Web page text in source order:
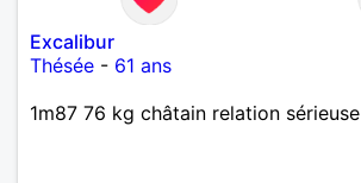
Excalibur
Thésée - 61 ans
1m87 76 kg châtain relation sérieuse